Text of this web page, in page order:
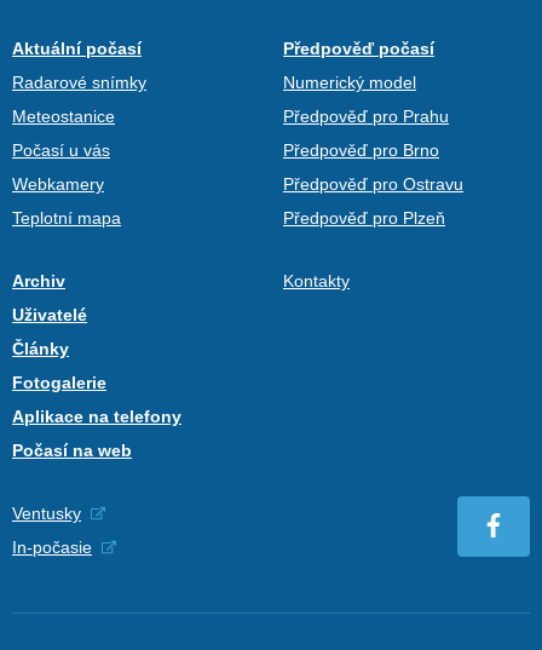
Aktuální počasí
Radarové snímky
Meteostanice
Počasí u vás
Webkamery
Teplotní mapa
Předpověď počasí
Numerický model
Předpověď pro Prahu
Předpověď pro Brno
Předpověď pro Ostravu
Předpověď pro Plzeň
Archiv
Uživatelé
Články
Fotogalerie
Aplikace na telefony
Počasí na web
Kontakty
Ventusky
In-počasie